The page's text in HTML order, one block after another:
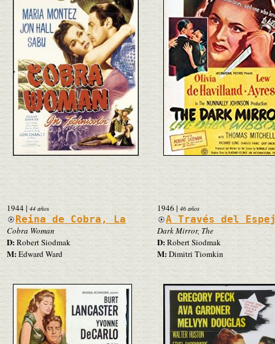
1944| 44 años
Reina de Cobra, La
Cobra Woman
D:Robert Siodmak
M:Edward Ward
1946| 46 años
A Través del
Dark Mirror, The
D:Robert Siodmak
M:Dimitri Tiomkin